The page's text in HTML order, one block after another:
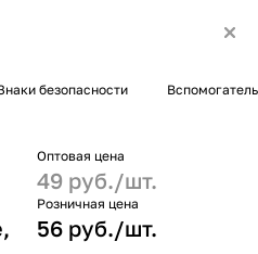
безопасности
Оптовая цена
49 руб./шт.
Розничная цена
56 руб./шт.